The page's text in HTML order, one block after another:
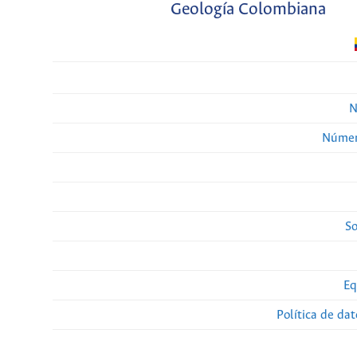
Geología Colombiana
Política de